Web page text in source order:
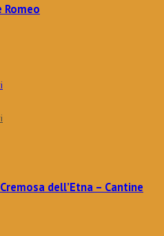
Romeo
dell’Etna – Cantine